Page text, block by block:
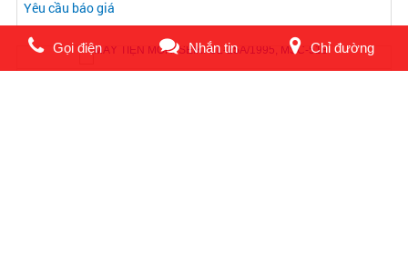
MÁY TIỆN CÓ CHỐNG TÂM MORI SEIKI SL-20, FANUC 0TC
Hiệu máy: MORI SEIKI
Gọi điện Nhắn tin Chỉ đường